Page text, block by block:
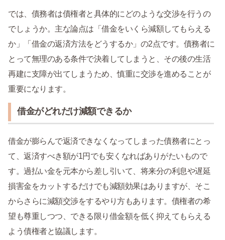
では、債務者は債権者と具体的にどのような交渉を行うの
でしょうか。主な論点は「借金をいくら減額してもらえる
か」「借金の返済方法をどうするか」の2点です。債務者に
とって無理のある条件で決着してしまうと、その後の生活
再建に支障が出てしまうため、慎重に交渉を進めることが
重要になります。
借金がどれだけ減額できるか
借金が膨らんで返済できなくなってしまった債務者にとっ
て、返済すべき額が1円でも安くなればありがたいもので
す。過払い金を元本から差し引いて、将来分の利息や遅延
損害金をカットするだけでも減額効果はありますが、そこ
からさらに減額交渉をするやり方もあります。債権者の希
望も尊重しつつ、できる限り借金額を低く抑えてもらえる
よう債権者と協議します。